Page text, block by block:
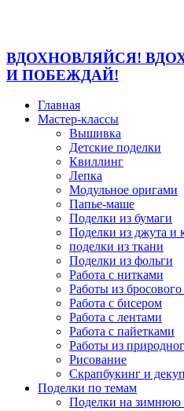
ВДОХНОВЛЯЙСЯ!
И ПОБЕЖДАЙ!
Главная
Мастер-классы
Вышивка
Детские поделки
Квиллинг
Лепка
Модульное оригами
Папье-маше
Поделки из бумаги
Поделки из джута и
поделки из ткани
Поделки из фольги
Работа с нитками
Работы из
Работа с бисером
Работа с лентами
Работа с пайетками
Работы из
Рисование
Скрапбукинг и
Поделки по темам
Поделки на зимнюю